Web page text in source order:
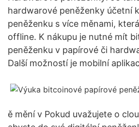
hardwarové peněženky účetní
peněženku s více měnami,
offline. K nákupu je nutné mít
peněženku v papírové či
Další možností je mobilní
ě mění v Pokud uvažujete o